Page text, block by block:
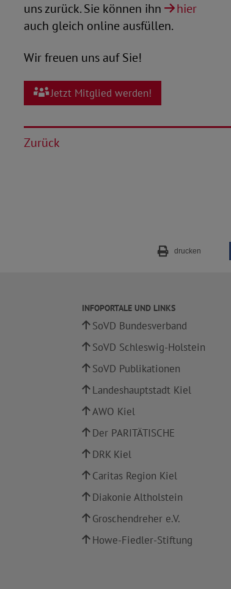
uns zurück. Sie können ihn
hier
auch gleich online ausfüllen.
Wir freuen uns auf Sie!
Jetzt Mitglied werden!
Zurück
drucken
INFOPORTALE UND LINKS
SoVD Bundesverband
SoVD Schleswig-Holstein
SoVD Publikationen
Landeshauptstadt Kiel
AWO Kiel
Der PARITÄTISCHE
DRK Kiel
Caritas Region Kiel
Diakonie Altholstein
Groschendreher e.V.
Howe-Fiedler-Stiftung